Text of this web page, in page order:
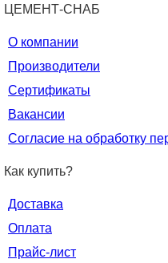
ЦЕМЕНТ-СНАБ
О компании
Производители
Сертификаты
Вакансии
Согласие на обработку
Как купить?
Доставка
Оплата
Прайс-лист